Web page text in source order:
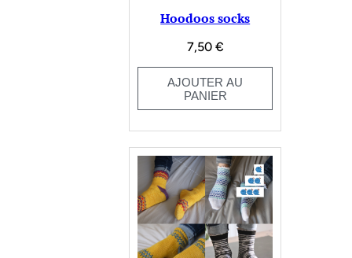
Hoodoos socks
7,50 €
AJOUTER AU
PANIER